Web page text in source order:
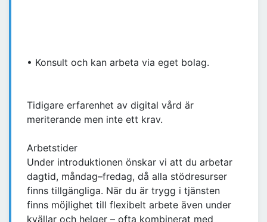
• Konsult och kan arbeta via eget bolag.
Tidigare erfarenhet av digital vård är
meriterande men inte ett krav.
Arbetstider
Under introduktionen önskar vi att du arbetar
dagtid, måndag–fredag, då alla stödresurser
finns tillgängliga. När du är trygg i tjänsten
finns möjlighet till flexibelt arbete även under
kvällar och helger – ofta kombinerat med